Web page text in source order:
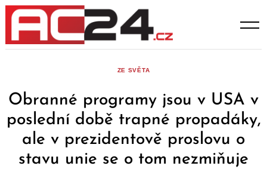
Skip
content
ZE SVĚTA
Obranné programy jsou v USA v
poslední době trapné propadáky,
ale v prezidentově proslovu o
stavu unie se o tom nezmiňuje